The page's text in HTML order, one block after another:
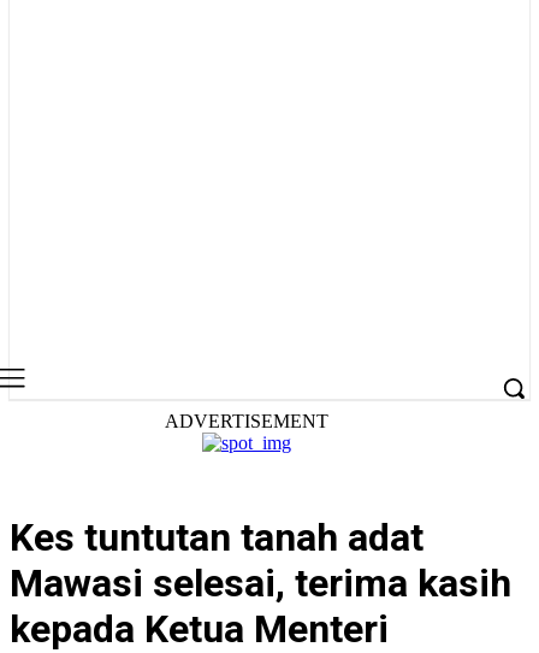
ADVERTISEMENT
Kes tuntutan tanah adat
Mawasi selesai, terima kasih
kepada Ketua Menteri